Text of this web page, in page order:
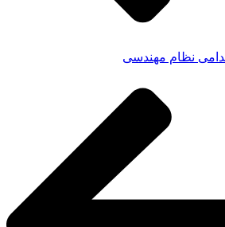
نظام مهندسی